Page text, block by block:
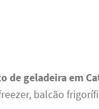
de geladeira em
balcão